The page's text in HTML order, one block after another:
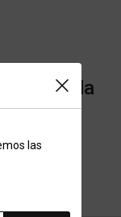
las
para la